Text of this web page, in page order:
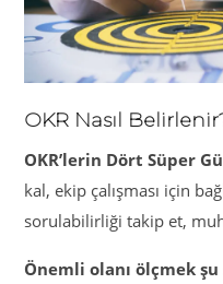
OKR Nasıl
OKR’lerin Dört Süper
kal, ekip çalışması için
sorulabilirliği takip et,
Önemli olanı ölçmek